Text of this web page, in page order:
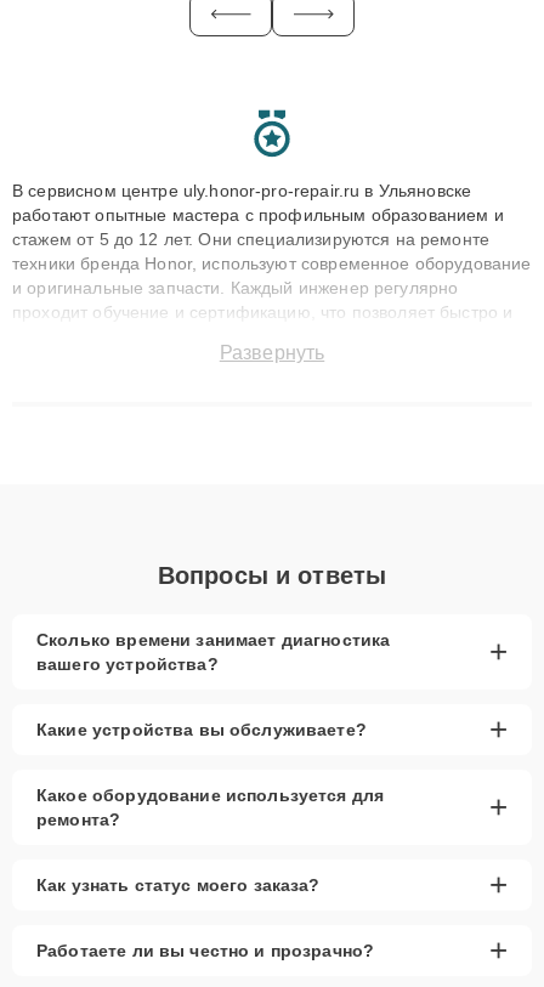
В сервисном центре uly.honor-pro-repair.ru в Ульяновске
работают опытные мастера с профильным образованием и
стажем от 5 до 12 лет. Они специализируются на ремонте
техники бренда Honor, используют современное оборудование
и оригинальные запчасти. Каждый инженер регулярно
проходит обучение и сертификацию, что позволяет быстро и
сохранением гарантии до 3 лет. Наши мастера решают
Развернуть
Вопросы и ответы
Сколько времени занимает диагностика
вашего устройства?
+
Какие устройства вы обслуживаете? +
Какое оборудование используется для
ремонта?
+
Как узнать статус моего заказа? +
Работаете ли вы честно и прозрачно? +